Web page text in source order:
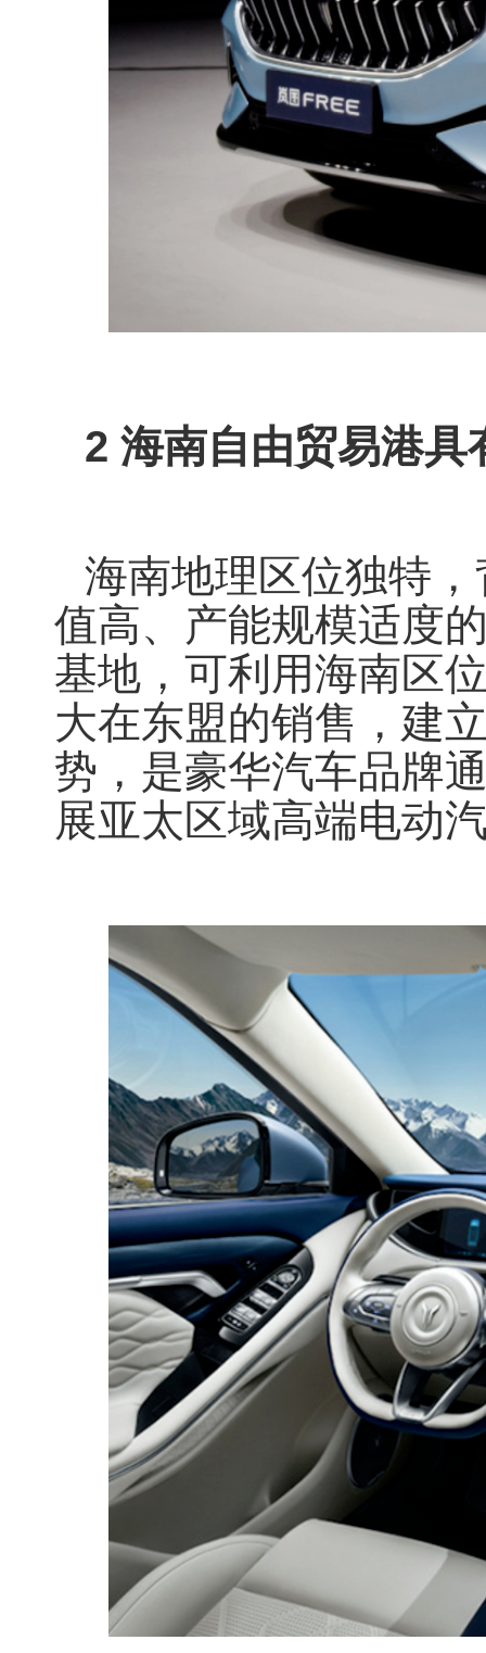
2 海南自由贸易港具
海南地理区位独特
值高、产能规模适度
基地，可利用海南区
大在东盟的销售，建
势，是豪华汽车品牌
展亚太区域高端电动